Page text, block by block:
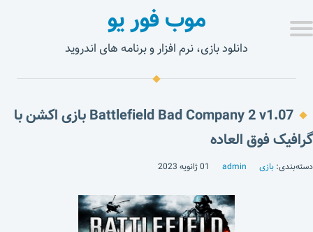
موب فور یو
دانلود بازی، نرم افزار و برنامه های اندروید
Battlefield Bad Company 2 v1.07 بازی اکشن با
گرافیک فوق العاده
دسته‌بندی: بازی admin 01 ژانویه 2023